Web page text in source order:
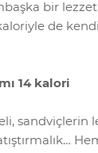
bir lezzet
de
14 kalori
sandviçlerin